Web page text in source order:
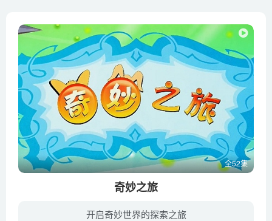
全52集
奇妙之旅
开启奇妙世界的探索之旅